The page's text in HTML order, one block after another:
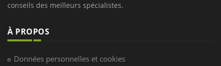
conseils des meilleurs spécialistes.
À PROPOS
Données personnelles et cookies